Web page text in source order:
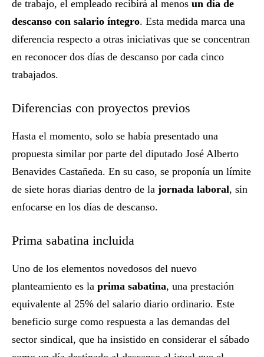
de trabajo, el empleado recibirá al menos un día de
descanso con salario íntegro. Esta medida marca una
diferencia respecto a otras iniciativas que se concentran
en reconocer dos días de descanso por cada cinco
trabajados.
Diferencias con proyectos previos
Hasta el momento, solo se había presentado una
propuesta similar por parte del diputado José Alberto
Benavides Castañeda. En su caso, se proponía un límite
de siete horas diarias dentro de la jornada laboral, sin
enfocarse en los días de descanso.
Prima sabatina incluida
Uno de los elementos novedosos del nuevo
planteamiento es la prima sabatina, una prestación
equivalente al 25% del salario diario ordinario. Este
beneficio surge como respuesta a las demandas del
sector sindical, que ha insistido en considerar el sábado